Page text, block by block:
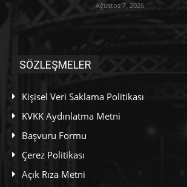
Ağustos 7, 2026
SÖZLEŞMELER
Kişisel Veri Saklama Politikası
KVKK Aydınlatma Metni
Başvuru Formu
Çerez Politikası
Açık Rıza Metni